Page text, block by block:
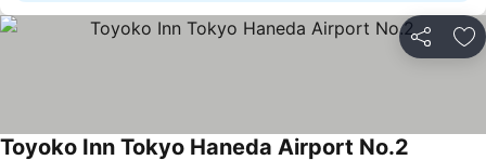
Jaa
Toyoko Inn Tokyo Haneda Airport No.2